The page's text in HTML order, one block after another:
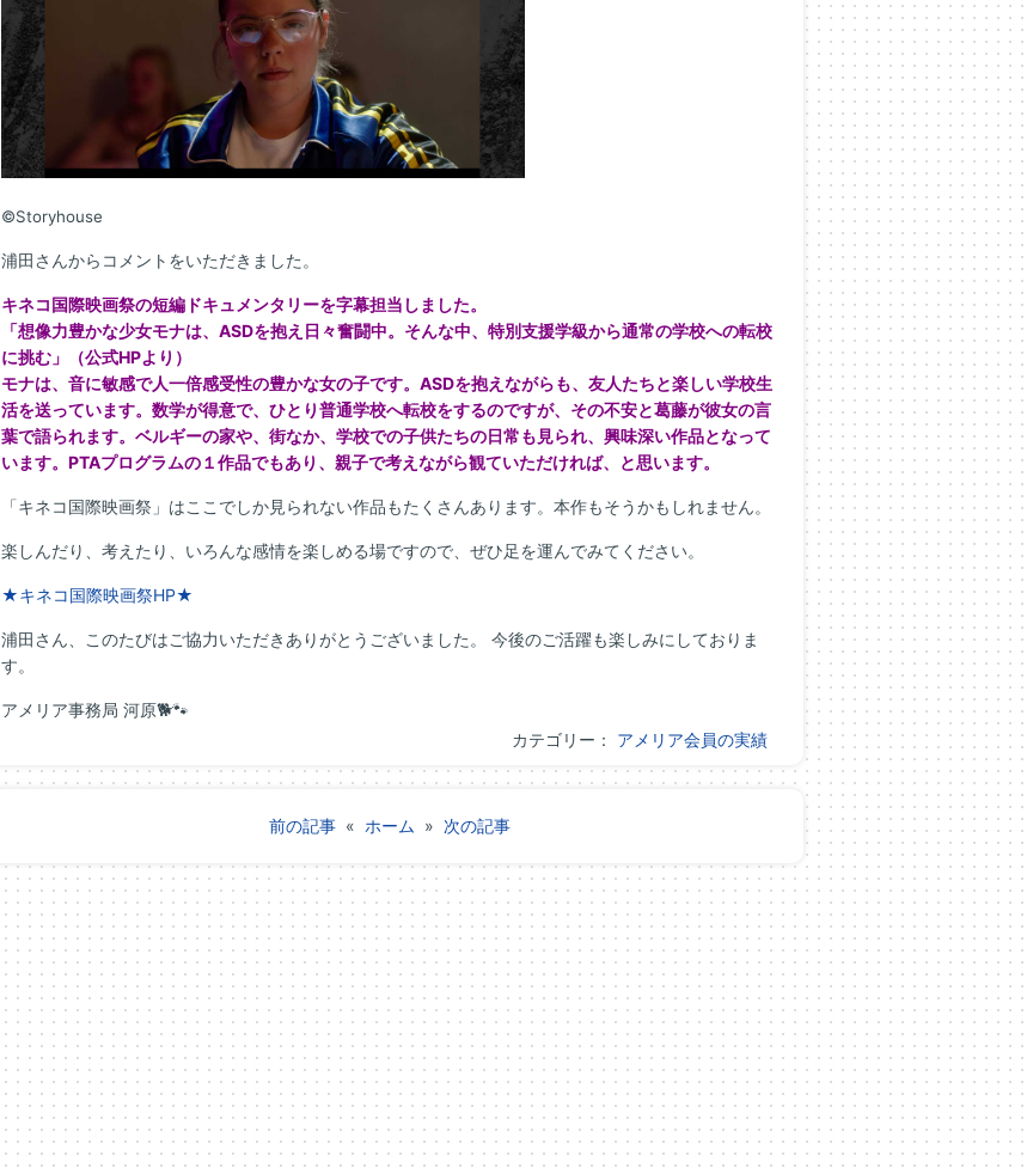
©Storyhouse
浦田さんからコメントをいただきました。
キネコ国際映画祭の短編ドキュメンタリーを字幕担当しました。
「想像力豊かな少女モナは、ASDを抱え日々奮闘中。そんな中、特別支援学級から通常の学校への転校
に挑む」（公式HPより）
モナは、音に敏感で人一倍感受性の豊かな女の子です。ASDを抱えながらも、友人たちと楽しい学校生
活を送っています。数学が得意で、ひとり普通学校へ転校をするのですが、その不安と葛藤が彼女の言
葉で語られます。ベルギーの家や、街なか、学校での子供たちの日常も見られ、興味深い作品となって
います。PTAプログラムの１作品でもあり、親子で考えながら観ていただければ、と思います。
「キネコ国際映画祭」はここでしか見られない作品もたくさんあります。本作もそうかもしれません。
楽しんだり、考えたり、いろんな感情を楽しめる場ですので、ぜひ足を運んでみてください。
★キネコ国際映画祭HP★
浦田さん、このたびはご協力いただきありがとうございました。 今後のご活躍も楽しみにしておりま
す。
アメリア事務局 河原🐕🐾
カテゴリー： アメリア会員の実績
前の記事 « ホーム » 次の記事